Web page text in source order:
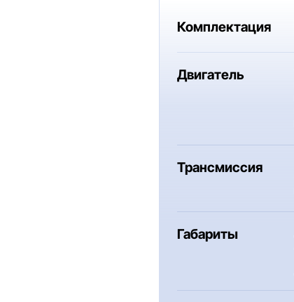
Комплектация
Двигатель
Трансмиссия
Габариты